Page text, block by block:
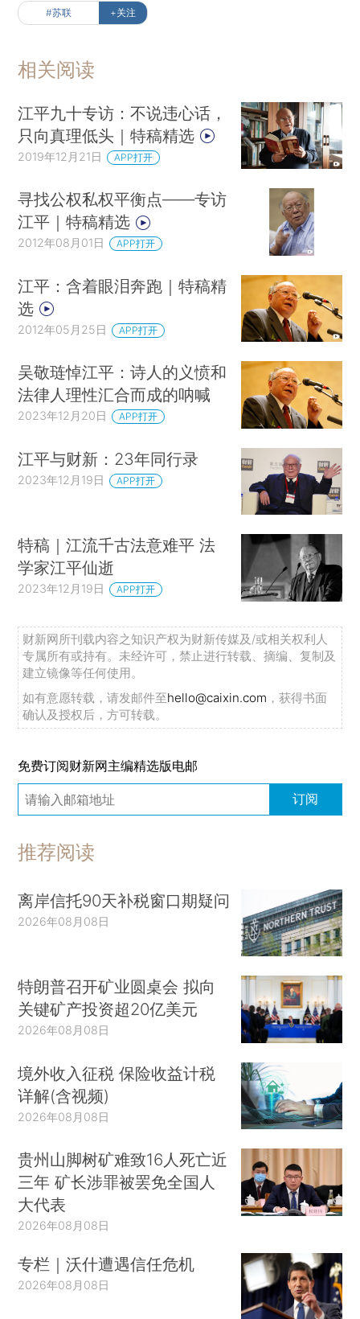
#苏联 +关注
相关阅读
江平九十专访：不说违心话，
只向真理低头｜特稿精选
2019年12月21日 APP打开
寻找公权私权平衡点——专访
江平｜特稿精选
2012年08月01日 APP打开
江平：含着眼泪奔跑｜特稿精
选
2012年05月25日 APP打开
吴敬琏悼江平：诗人的义愤和
法律人理性汇合而成的呐喊
2023年12月20日 APP打开
江平与财新：23年同行录
2023年12月19日 APP打开
特稿｜江流千古法意难平 法
学家江平仙逝
2023年12月19日 APP打开
财新网所刊载内容之知识产权为财新传媒及/或相关权利人
专属所有或持有。未经许可，禁止进行转载、摘编、复制及
建立镜像等任何使用。
如有意愿转载，请发邮件至hello@caixin.com ，获得书面
确认及授权后，方可转载。
免费订阅财新网主编精选版电邮
订阅
推荐阅读
离岸信托90天补税窗口期疑问
2026年08月08日
特朗普召开矿业圆桌会 拟向
关键矿产投资超20亿美元
2026年08月08日
境外收入征税 保险收益计税
详解(含视频)
2026年08月08日
贵州山脚树矿难致16人死亡近
三年 矿长涉罪被罢免全国人
大代表
2026年08月08日
专栏｜沃什遭遇信任危机
2026年08月08日